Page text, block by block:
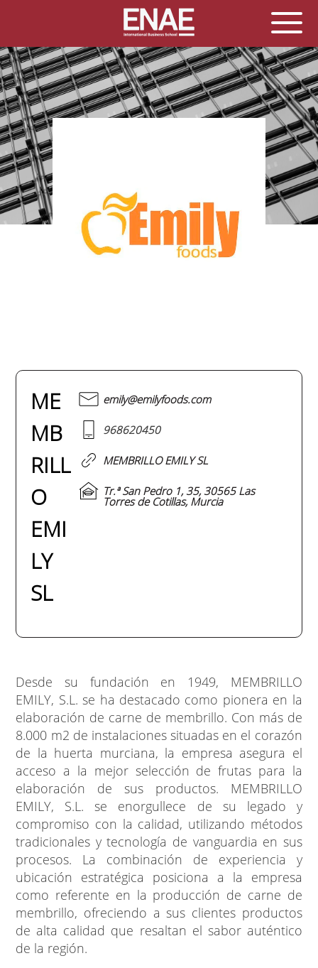
ME
MB
RILL
O
EMI
LY
SL
emily@emilyfoods.com
968620450
MEMBRILLO EMILY SL
Tr.ª San Pedro 1, 35, 30565 Las
Torres de Cotillas, Murcia
Desde su fundación en 1949, MEMBRILLO
EMILY, S.L. se ha destacado como pionera en la
elaboración de carne de membrillo. Con más de
8.000 m2 de instalaciones situadas en el corazón
de la huerta murciana, la empresa asegura el
acceso a la mejor selección de frutas para la
elaboración de sus productos. MEMBRILLO
EMILY, S.L. se enorgullece de su legado y
compromiso con la calidad, utilizando métodos
tradicionales y tecnología de vanguardia en sus
procesos. La combinación de experiencia y
ubicación estratégica posiciona a la empresa
como referente en la producción de carne de
membrillo, ofreciendo a sus clientes productos
de alta calidad que resaltan el sabor auténtico
de la región.